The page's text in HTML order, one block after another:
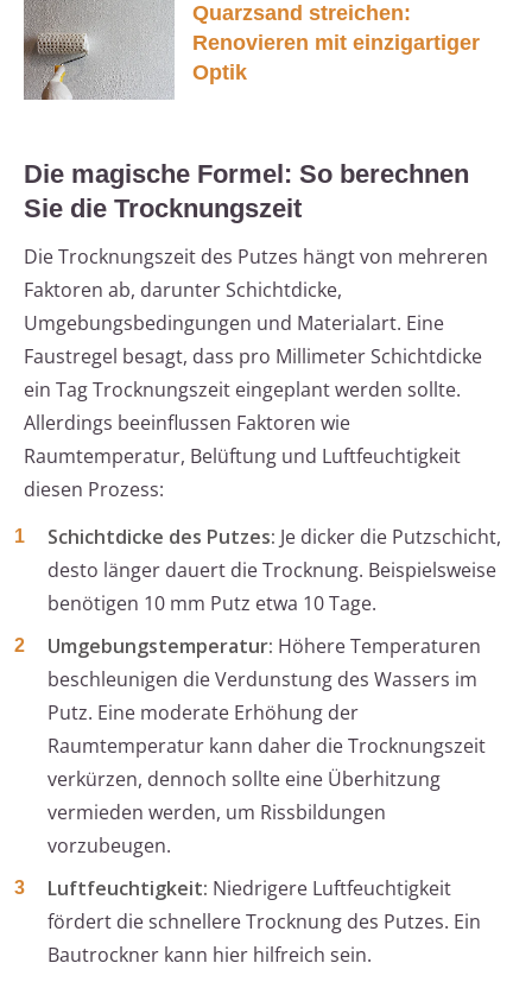
Quarzsand streichen:
Renovieren mit einzigartiger
Optik
Die magische Formel: So berechnen
Sie die Trocknungszeit
Die Trocknungszeit des Putzes hängt von mehreren
Faktoren ab, darunter Schichtdicke,
Umgebungsbedingungen und Materialart. Eine
Faustregel besagt, dass pro Millimeter Schichtdicke
ein Tag Trocknungszeit eingeplant werden sollte.
Allerdings beeinflussen Faktoren wie
Raumtemperatur, Belüftung und Luftfeuchtigkeit
diesen Prozess:
Schichtdicke des Putzes: Je dicker die Putzschicht,
desto länger dauert die Trocknung. Beispielsweise
benötigen 10 mm Putz etwa 10 Tage.
Umgebungstemperatur: Höhere Temperaturen
beschleunigen die Verdunstung des Wassers im
Putz. Eine moderate Erhöhung der
Raumtemperatur kann daher die Trocknungszeit
verkürzen, dennoch sollte eine Überhitzung
vermieden werden, um Rissbildungen
vorzubeugen.
Luftfeuchtigkeit: Niedrigere Luftfeuchtigkeit
fördert die schnellere Trocknung des Putzes. Ein
Bautrockner kann hier hilfreich sein.